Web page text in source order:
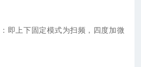
即上下固定模式为扫频，四度加微